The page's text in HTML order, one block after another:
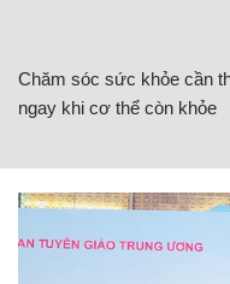
Chăm sóc sức khỏe cần
ngay khi cơ thể còn khỏe